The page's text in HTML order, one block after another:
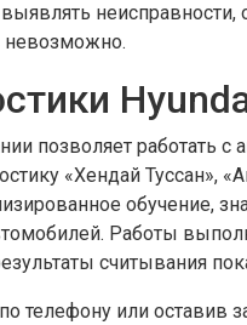
невозможно.
позволяет работать
«Хендай Туссан»,
обучение,
Работы
считывания
телефону или оставив